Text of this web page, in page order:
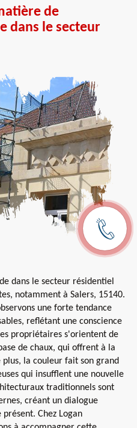
de
dans le secteur
dans le secteur résidentiel
notamment à Salers, 15140.
une forte tendance
reflétant une conscience
propriétaires s'orientent de
de chaux, qui offrent à la
la couleur fait son grand
qui insufflent une nouvelle
traditionnels sont
créant un dialogue
Chez Logan